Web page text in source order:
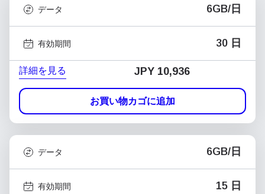
データ 6GB/日
有効期間 30 日
詳細を見る JPY 10,936
お買い物カゴに追加
データ 6GB/日
有効期間 15 日